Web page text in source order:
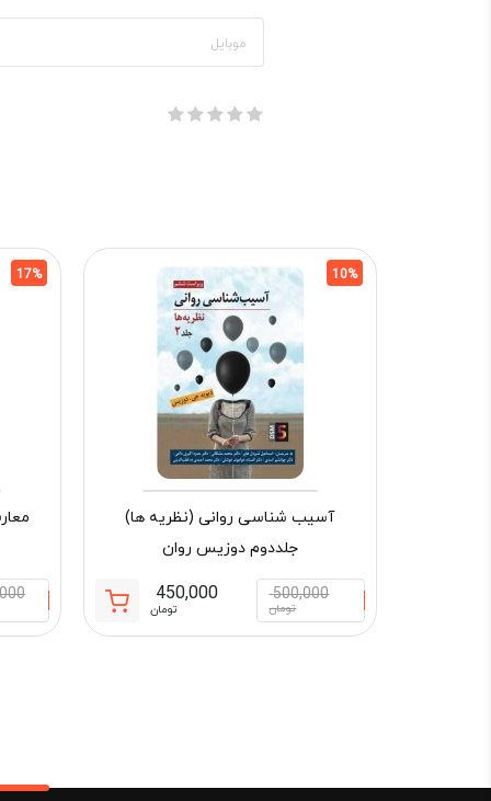
10%
آسیب شناسی روانی (نظریه ها)
جلددوم دوزیس روان
500,000
تومان
اصلی:
450,000
تومان
فعلی:
17%